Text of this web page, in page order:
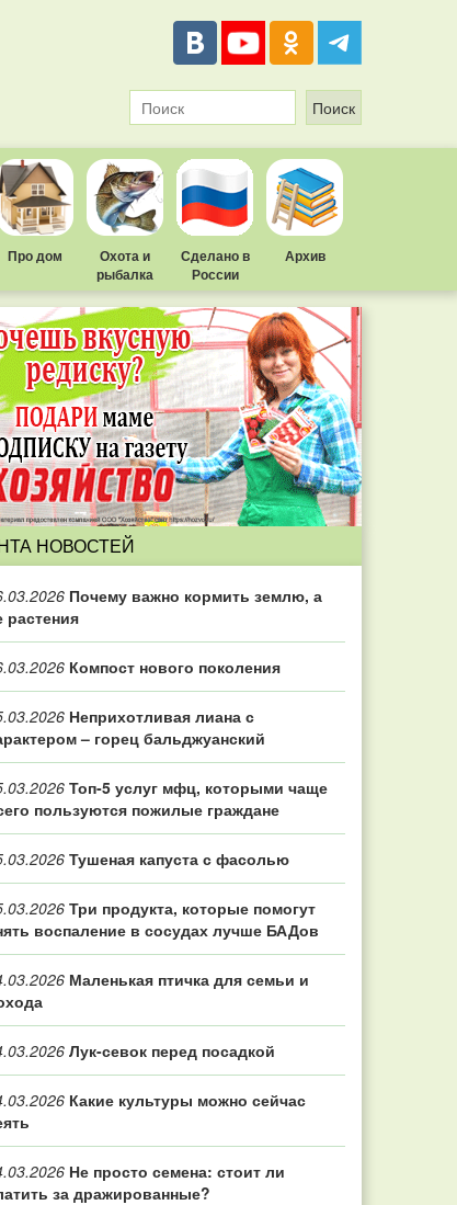
Про дом
Охота и
рыбалка
Сделано в
России
Архив
НОВОСТЕЙ
Почему важно кормить землю, а
растения
Компост нового поколения
Неприхотливая лиана с
– горец бальджуанский
Топ‑5 услуг мфц, которыми чаще
пользуются пожилые граждане
Тушеная капуста с фасолью
Три продукта, которые помогут
воспаление в сосудах лучше БАДов
Маленькая птичка для семьи и
Лук-севок перед посадкой
Какие культуры можно сейчас
Не просто семена: стоит ли
за дражированные?